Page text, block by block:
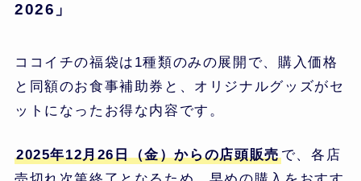
2026」
ココイチの福袋は1種類のみの展開で、購入価格
と同額のお食事補助券と、オリジナルグッズがセ
ットになったお得な内容です。
2025年12月26日（金）からの店頭販売で、各店